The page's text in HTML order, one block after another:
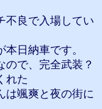
不良で入場してい
日納車です。
ので、完全武装？
れた
は颯爽と夜の街に